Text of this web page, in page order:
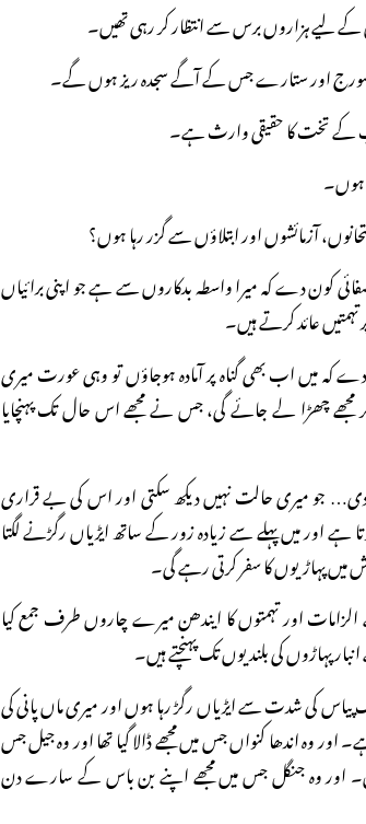
لیے ہزاروں برس سے انتظار کر رہی تھیں۔
سورج اور ستارے جس کے آگے سجدہ ریز ہوں گے۔
کے تخت کا حقیقی وارث ہے۔
ہوں۔
آزمائشوں اور ابتلاؤں سے گزر رہا ہوں؟
کون دے کہ میرا واسطہ بدکاروں سے ہے جو اپنی برائیاں
عائد کرتے ہیں۔
کہ میں اب بھی گناہ پر آمادہ ہوجاؤں تو وہی عورت میری
چھڑا لے جائے گی، جس نے مجھے اس حال تک پہنچایا
جو میری حالت نہیں دیکھ سکتی اور اس کی بے قراری
ہے اور میں پہلے سے زیادہ زور کے ساتھ ایڑیاں رگڑنے لگتا
پہاڑیوں کا سفر کرتی رہے گی۔
اور تہمتوں کا ایندھن میرے چاروں طرف جمع کیا
پہاڑوں کی بلندیوں تک پہنچتے ہیں۔
پیاس کی شدت سے ایڑیاں رگڑ رہا ہوں اور میری ماں پانی کی
اور وہ اندھا کنواں جس میں مجھے ڈالا گیا تھا اور وہ جیل جس
اور وہ جنگل جس میں مجھے اپنے بن باس کے سارے دن